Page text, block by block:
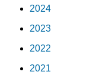
2024
2023
2022
2021